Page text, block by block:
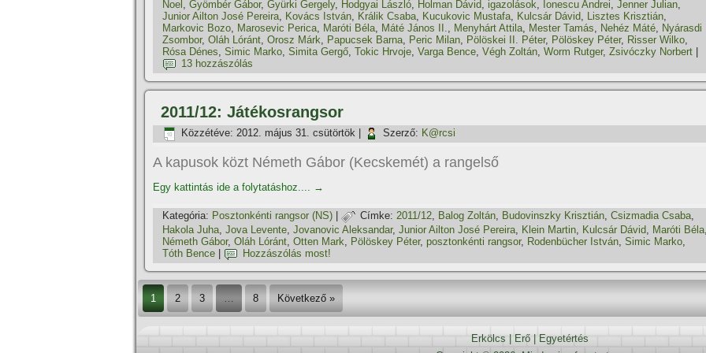
Noel , Gyömbér Gábor, Gyürki Gergely, Hodgyai László, Holman Dávid, igazolások, Ionescu Andrei, Jenner Julian,
Junior Ailton José Pereira, Kovács István, Králik Csaba, Kucukovic Mustafa, Kulcsár Dávid, Lisztes Krisztián,
Markovic Bozo, Marosevic Perica, Maróti Béla, Máté János II., Menyhárt Attila, Mester Tamás, Nehéz Máté, Nyárasdi
Zsombor, Oláh Lóránt, Orosz Márk, Papucsek Barna, Peric Milan, Pölöskei II. Péter, Pölöskey Péter, Risser Wilko,
Rósa Dénes, Simic Marko, Simita Gergő, Tokic Hrvoje, Varga Bence, Végh Zoltán, Worm Rutger, Zsivóczky Norbert
13 hozzászólás
2011/12: Játékosrangsor
Közzétéve: 2012. május 31. csütörtök Szerző: K@rcsi
A kapusok közt Németh Gábor (Kecskemét) a rangelső
Egy kattintás ide a folytatáshoz.... →
Kategória: Posztonkénti rangsor (NS) Címke: 2011/12, Balog Zoltán, Budovinszky Krisztián, Csizmadia Csaba,
Hakola Juha, Jova Levente, Jovanovic Aleksandar, Junior Ailton José Pereira, Klein Martin, Kulcsár Dávid, Maróti Béla
Németh Gábor, Oláh Lóránt, Otten Mark, Pölöskey Péter, posztonkénti rangsor, Rodenbücher István, Simic Marko,
Tóth Bence
Hozzászólás most!
1 2 3 … 8 Következő »
Erkölcs Erő|
Egyetértés